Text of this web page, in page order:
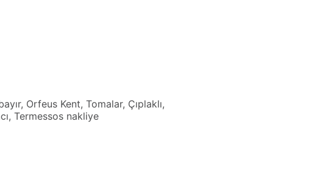
Orfeus Kent, Tomalar, Çıplaklı,
Termessos nakliye